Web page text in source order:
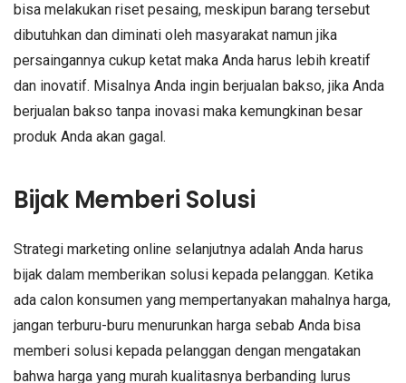
bisa melakukan riset pesaing, meskipun barang tersebut
dibutuhkan dan diminati oleh masyarakat namun jika
persaingannya cukup ketat maka Anda harus lebih kreatif
dan inovatif. Misalnya Anda ingin berjualan bakso, jika Anda
berjualan bakso tanpa inovasi maka kemungkinan besar
produk Anda akan gagal.
Bijak Memberi Solusi
Strategi marketing online selanjutnya adalah Anda harus
bijak dalam memberikan solusi kepada pelanggan. Ketika
ada calon konsumen yang mempertanyakan mahalnya harga,
jangan terburu-buru menurunkan harga sebab Anda bisa
memberi solusi kepada pelanggan dengan mengatakan
bahwa harga yang murah kualitasnya berbanding lurus